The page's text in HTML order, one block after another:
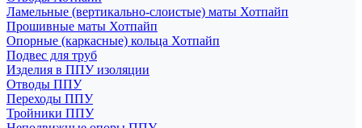
Ламельные (вертикально-слоистые) маты Хотпайп
Прошивные маты Хотпайп
Опорные (каркасные) кольца Хотпайп
Подвес для труб
Изделия в ППУ изоляции
Отводы ППУ
Переходы ППУ
Тройники ППУ